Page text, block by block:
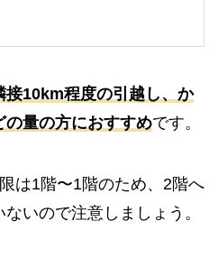
接10km程度の引越し、か
量の方におすすめです。
は1階〜1階のため、2階へ
いので注意しましょう。